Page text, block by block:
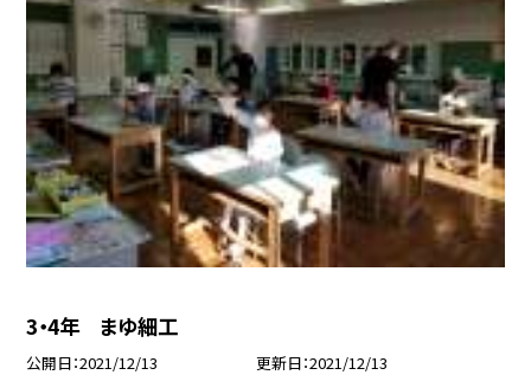
3・4年 まゆ細工
公開日 2021/12/13 更新日 2021/12/13